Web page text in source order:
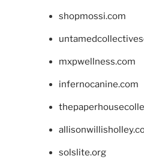
shopmossi.com
mxpwellness.com
infernocanine.com
solslite.org